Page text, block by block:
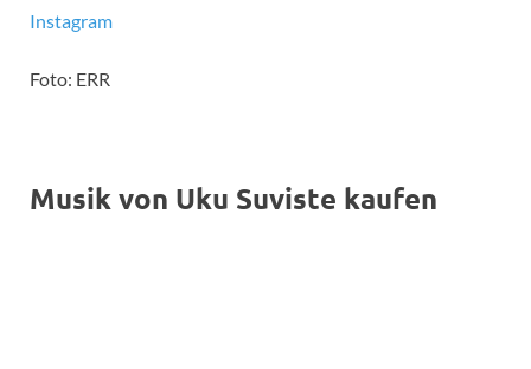
Instagram
Foto: ERR
Musik von Uku Suviste kaufen